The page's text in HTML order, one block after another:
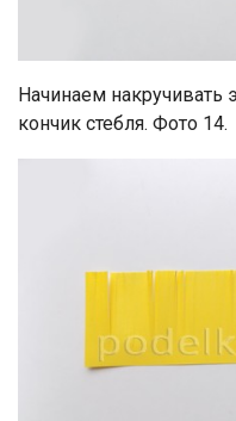
Начинаем накручивать
кончик стебля. Фото 14.